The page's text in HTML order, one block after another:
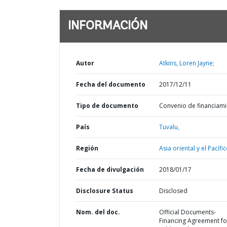
INFORMACIÓN
Autor Atkins, Loren Jayne;
Fecha del documento 2017/12/11
Tipo de documento Convenio de
País Tuvalu,
Región Asia oriental y el
Fecha de divulgación 2018/01/17
Disclosure Status Disclosed
Nom. del doc.
Official Documents-
Financing Agreement